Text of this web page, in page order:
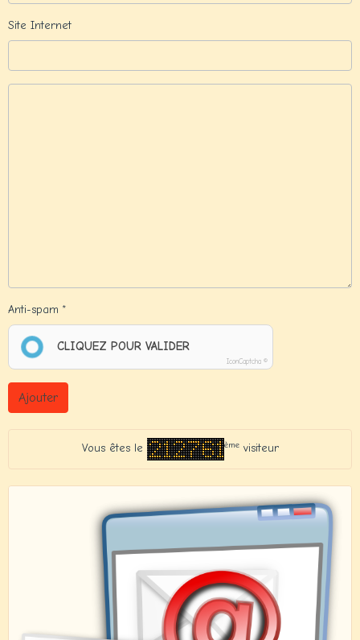
Site Internet
Anti-spam
CLIQUEZ POUR VALIDER
IconCaptcha ©
Ajouter
Vous êtes le èmevisiteur